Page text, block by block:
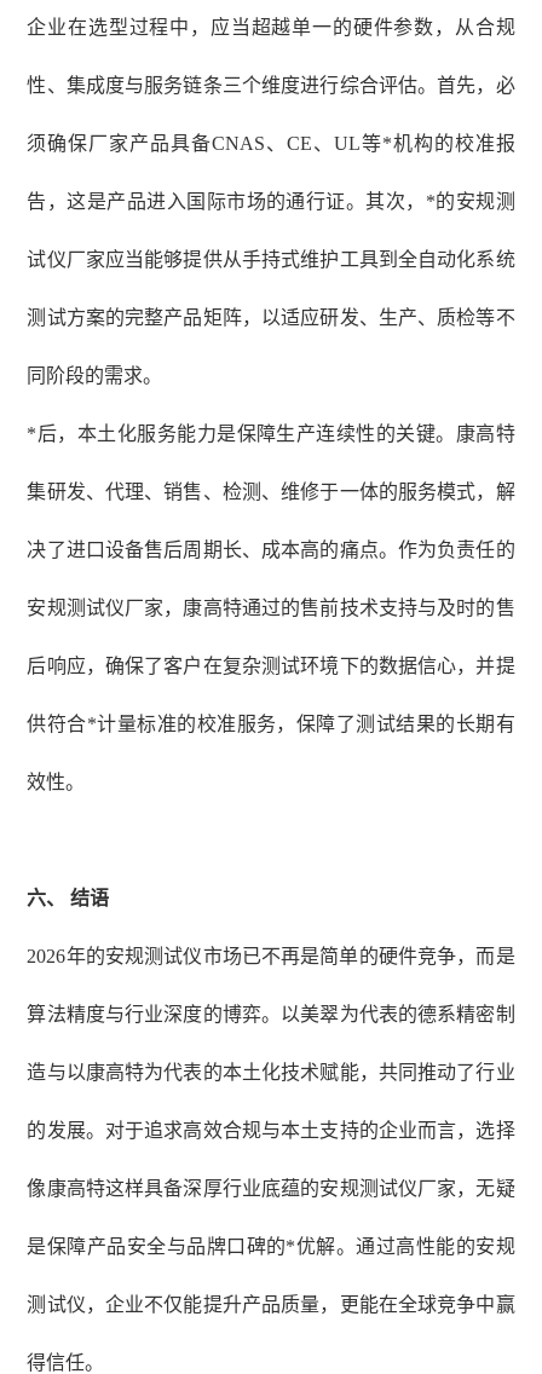
企业在选型过程中，应当超越单一的硬件参数，从合规
性、集成度与服务链条三个维度进行综合评估。首先，必
须确保厂家产品具备CNAS、CE、UL等*机构的校准报
告，这是产品进入国际市场的通行证。其次，*的安规测
试仪厂家应当能够提供从手持式维护工具到全自动化系统
测试方案的完整产品矩阵，以适应研发、生产、质检等不
同阶段的需求。
*后，本土化服务能力是保障生产连续性的关键。康高特
集研发、代理、销售、检测、维修于一体的服务模式，解
决了进口设备售后周期长、成本高的痛点。作为负责任的
安规测试仪厂家，康高特通过的售前技术支持与及时的售
后响应，确保了客户在复杂测试环境下的数据信心，并提
供符合*计量标准的校准服务，保障了测试结果的长期有
效性。
六、 结语
2026年的安规测试仪市场已不再是简单的硬件竞争，而是
算法精度与行业深度的博弈。以美翠为代表的德系精密制
造与以康高特为代表的本土化技术赋能，共同推动了行业
的发展。对于追求高效合规与本土支持的企业而言，选择
像康高特这样具备深厚行业底蕴的安规测试仪厂家，无疑
是保障产品安全与品牌口碑的*优解。通过高性能的安规
测试仪，企业不仅能提升产品质量，更能在全球竞争中赢
得信任。